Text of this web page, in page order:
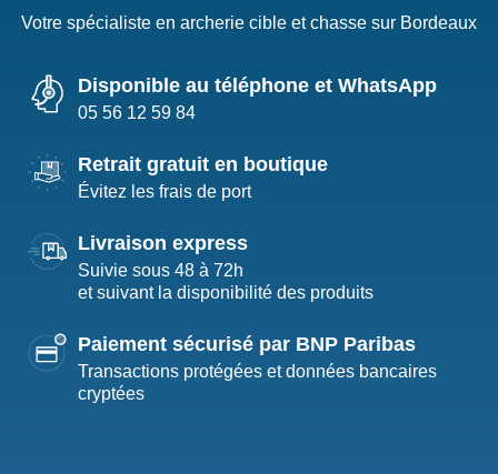
Votre spécialiste en archerie cible et chasse sur Bordeaux
Disponible au téléphone et WhatsApp
05 56 12 59 84
Retrait gratuit en boutique
Évitez les frais de port
Livraison express
Suivie sous 48 à 72h
et suivant la disponibilité des produits
Paiement sécurisé par BNP Paribas
Transactions protégées et données bancaires
cryptées